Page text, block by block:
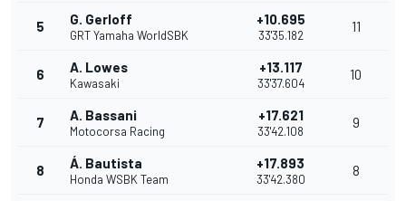
5 G. Gerloff
GRT Yamaha WorldSBK
+10.695
33'35.182
11
6 A. Lowes
Kawasaki
+13.117
33'37.604
10
7 A. Bassani
Motocorsa Racing
+17.621
33'42.108
9
8 Á. Bautista
Honda WSBK Team
+17.893
33'42.380
8